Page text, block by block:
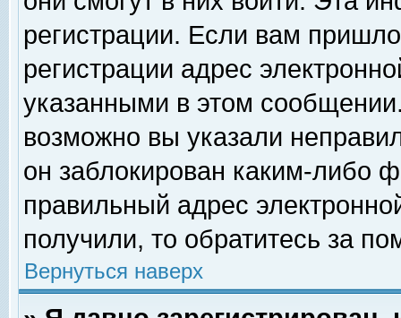
регистрации. Если вам
регистрации адрес
указанными в этом
возможно вы указали
он заблокирован каким-либо
правильный адрес
получили, то обратитесь за
Вернуться наверх